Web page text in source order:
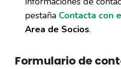
pestaña Contacta con
Area de Socios.
Formulario de